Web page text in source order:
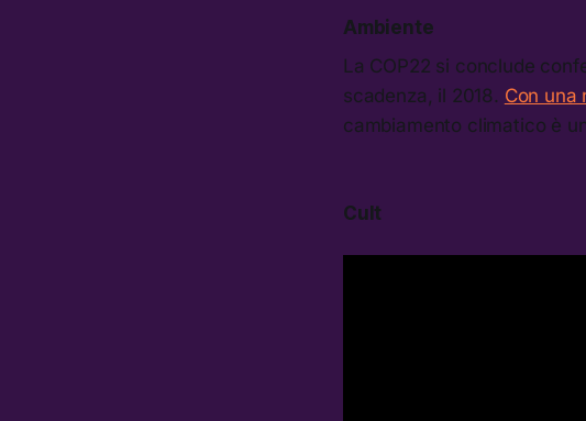
Ambiente
La COP22 si conclude
scadenza, il 2018. Con una
cambiamento climatico è
Cult